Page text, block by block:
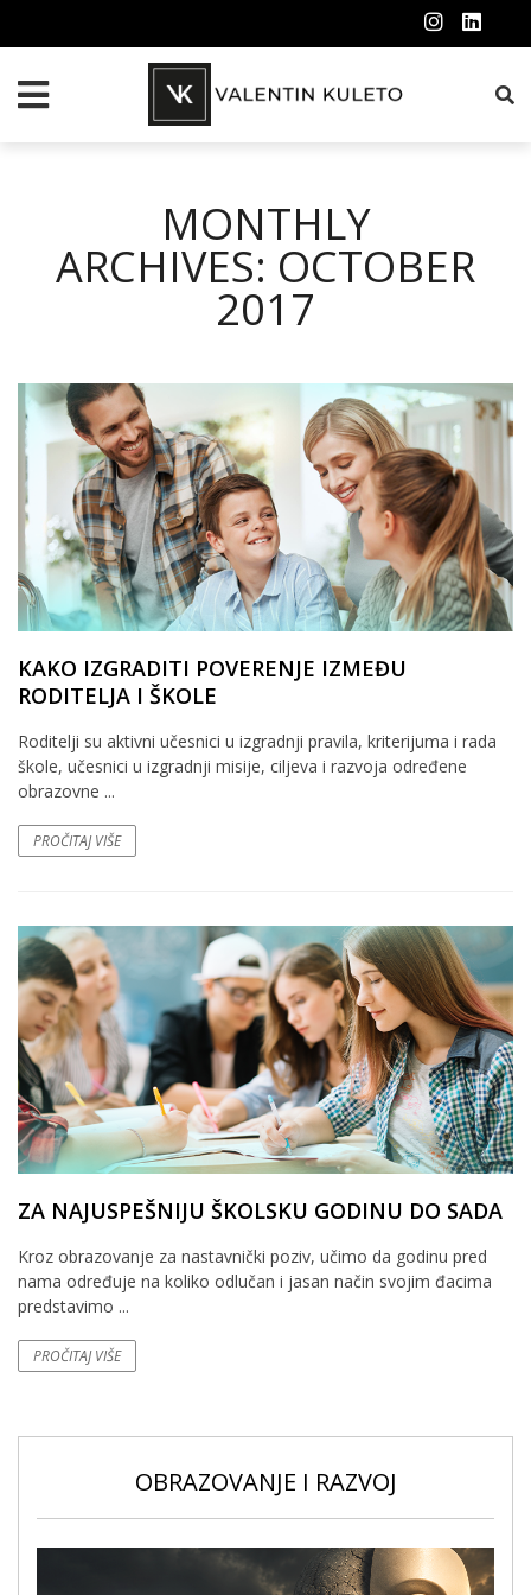
MONTHLY
ARCHIVES: OCTOBER
2017
KAKO IZGRADITI POVERENJE IZMEĐU
RODITELJA I ŠKOLE
Roditelji su aktivni učesnici u izgradnji pravila, kriterijuma i rada
škole, učesnici u izgradnji misije, ciljeva i razvoja određene
obrazovne ...
PROČITAJ VIŠE
ZA NAJUSPEŠNIJU ŠKOLSKU GODINU DO SADA
Kroz obrazovanje za nastavnički poziv, učimo da godinu pred
nama određuje na koliko odlučan i jasan način svojim đacima
predstavimo ...
PROČITAJ VIŠE
OBRAZOVANJE I RAZVOJ